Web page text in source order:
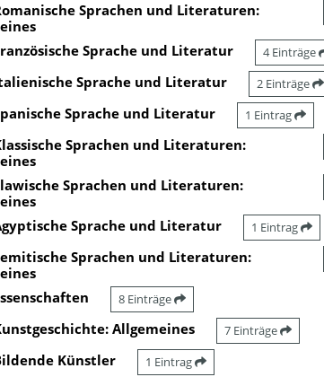
Sprachen und Literaturen:
Sprache und Literatur 4 Einträge
Sprache und Literatur 2 Einträge
Sprache und Literatur 1 Eintrag
Sprachen und Literaturen:
Sprachen und Literaturen:
Sprache und Literatur 1 Eintrag
Sprachen und Literaturen:
8 Einträge
Allgemeines 7 Einträge
Künstler 1 Eintrag